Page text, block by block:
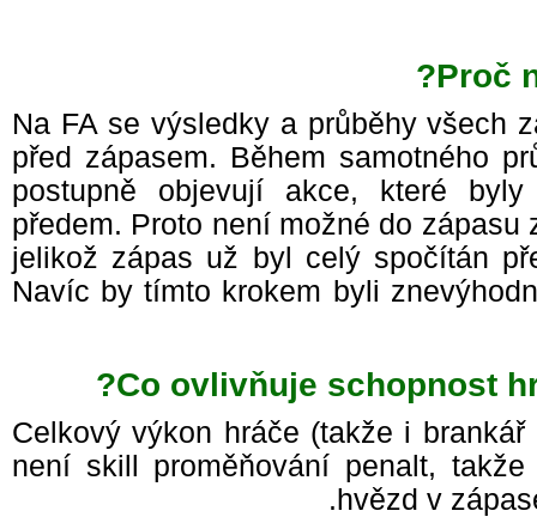
Proč
Na FA se výsledky a průběhy
před zápasem. Během samotného
postupně objevují akce, které
předem. Proto není možné do
jelikož zápas už byl celý spočítán
Navíc by tímto krokem byli
Co ovlivňuje schopnost
Celkový výkon hráče (takže i
není skill proměňování penalt,
hvězd v